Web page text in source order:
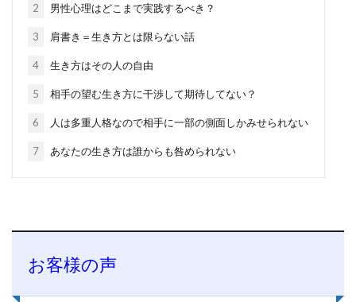
2 男性心理はどこまで実践するべき？
3 肩書き＝生き方とは限らない話
4 生き方はその人の自由
5 相手の望む生き方に干渉して期待してない？
6 人は多重人格なので相手に一部の側面しかみせられない
7 あなたの生き方は誰からも咎められない
お客様の声